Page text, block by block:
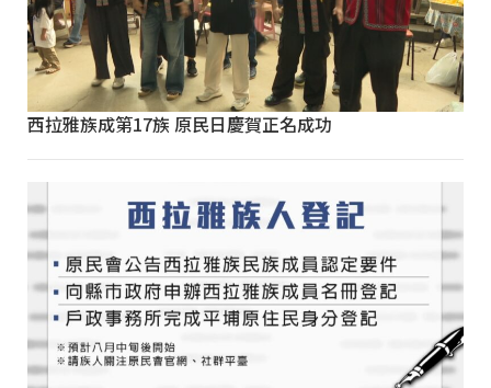
西拉雅族成第17族 原民日慶賀正名成功